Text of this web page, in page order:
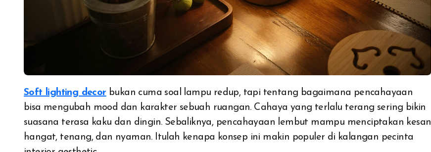
Soft lighting decor bukan cuma soal lampu redup, tapi tentang bagaimana pencahayaan
bisa mengubah mood dan karakter sebuah ruangan. Cahaya yang terlalu terang sering bikin
suasana terasa kaku dan dingin. Sebaliknya, pencahayaan lembut mampu menciptakan kesan
hangat, tenang, dan nyaman. Itulah kenapa konsep ini makin populer di kalangan pecinta